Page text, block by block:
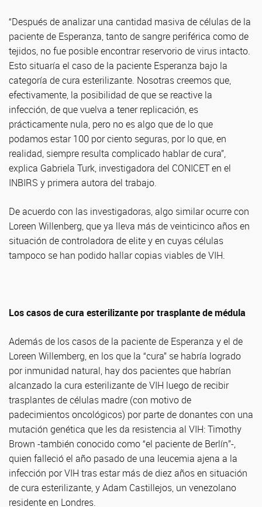
“Después de analizar una cantidad masiva de células de la
paciente de Esperanza, tanto de sangre periférica como de
tejidos, no fue posible encontrar reservorio de virus intacto.
Esto situaría el caso de la paciente Esperanza bajo la
categoría de cura esterilizante. Nosotras creemos que,
efectivamente, la posibilidad de que se reactive la
infección, de que vuelva a tener replicación, es
prácticamente nula, pero no es algo que de lo que
podamos estar 100 por ciento seguras, por lo que, en
realidad, siempre resulta complicado hablar de cura”,
explica Gabriela Turk, investigadora del CONICET en el
INBIRS y primera autora del trabajo.
De acuerdo con las investigadoras, algo similar ocurre con
Loreen Willenberg, que ya lleva más de veinticinco años en
situación de controladora de elite y en cuyas células
tampoco se han podido hallar copias viables de VIH.
Los casos de cura esterilizante por trasplante de médula
Además de los casos de la paciente de Esperanza y el de
Loreen Willemberg, en los que la “cura” se habría logrado
por inmunidad natural, hay dos pacientes que habrían
alcanzado la cura esterilizante de VIH luego de recibir
trasplantes de células madre (con motivo de
padecimientos oncológicos) por parte de donantes con una
mutación genética que les da resistencia al VIH: Timothy
Brown -también conocido como “el paciente de Berlín”-,
quien falleció el año pasado de una leucemia ajena a la
infección por VIH tras estar más de diez años en situación
de cura esterilizante, y Adam Castillejos, un venezolano
residente en Londres.